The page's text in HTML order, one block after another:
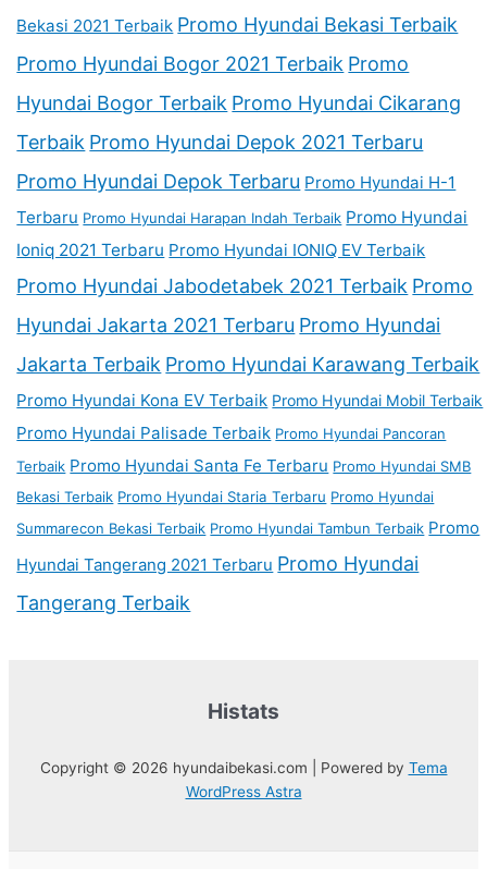
Bekasi 2021 Terbaik Promo Hyundai Bekasi Terbaik
Promo Hyundai Bogor 2021 Terbaik Promo
Hyundai Bogor Terbaik Promo Hyundai Cikarang
Terbaik Promo Hyundai Depok 2021 Terbaru
Promo Hyundai Depok Terbaru Promo Hyundai H-1
Terbaru Promo Hyundai Harapan Indah Terbaik Promo Hyundai
Ioniq 2021 Terbaru Promo Hyundai IONIQ EV Terbaik
Promo Hyundai Jabodetabek 2021 Terbaik Promo
Hyundai Jakarta 2021 Terbaru Promo Hyundai
Jakarta Terbaik Promo Hyundai Karawang Terbaik
Promo Hyundai Kona EV Terbaik Promo Hyundai Mobil Terbaik
Promo Hyundai Palisade Terbaik Promo Hyundai Pancoran
Terbaik Promo Hyundai Santa Fe Terbaru Promo Hyundai SMB
Bekasi Terbaik Promo Hyundai Staria Terbaru Promo Hyundai
Summarecon Bekasi Terbaik Promo Hyundai Tambun Terbaik Promo
Hyundai Tangerang 2021 Terbaru Promo Hyundai
Tangerang Terbaik
Histats
Copyright © 2026 hyundaibekasi.com | Powered by Tema
WordPress Astra